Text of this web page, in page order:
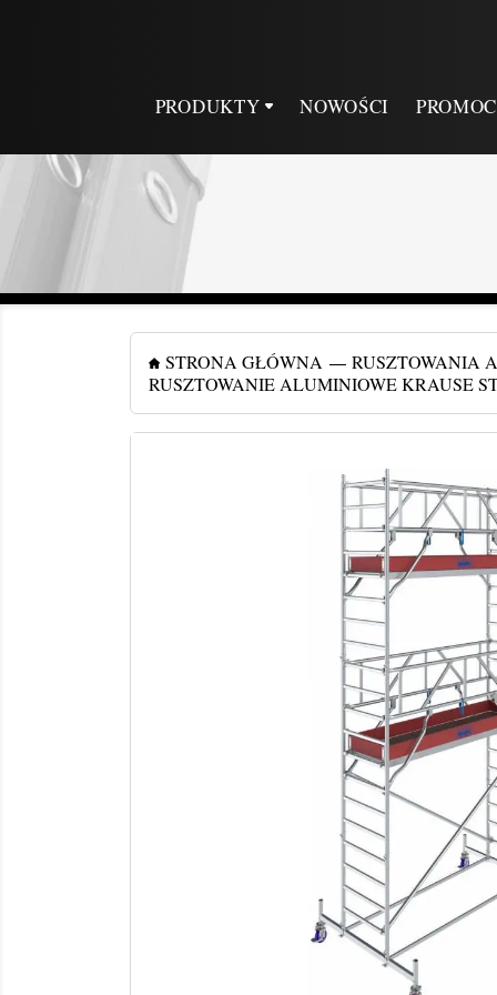
PRODUKTY NOWOŚCI
STRONA GŁÓWNA
RUSZTOWANIA
RUSZTOWANIE ALUMINIOWE KRAUSE